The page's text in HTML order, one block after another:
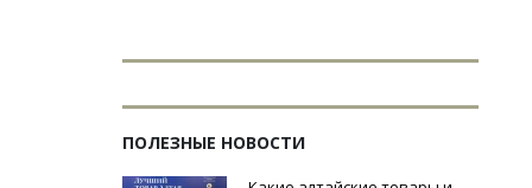
ПОЛЕЗНЫЕ НОВОСТИ